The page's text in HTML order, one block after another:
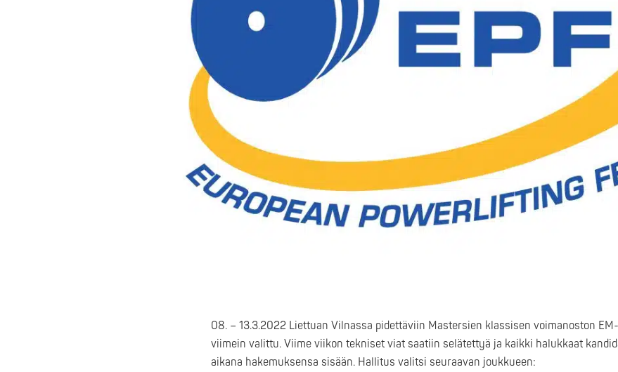
08. – 13.3.2022 Liettuan Vilnassa pidettäviin Mastersien klassisen voimanoston
viimein valittu. Viime viikon tekniset viat saatiin selätettyä ja kaikki halukkaat
aikana hakemuksensa sisään. Hallitus valitsi seuraavan joukkueen: